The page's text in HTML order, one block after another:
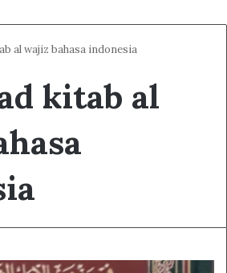
al wajiz bahasa indonesia
kitab al